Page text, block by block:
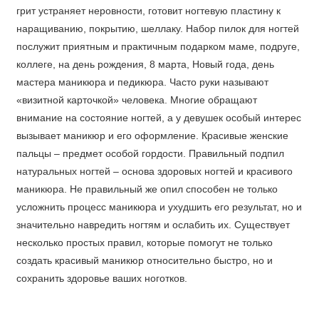
грит устраняет неровности, готовит ногтевую пластину к
наращиванию, покрытию, шеллаку. Набор пилок для ногтей
послужит приятным и практичным подарком маме, подруге,
коллеге, на день рождения, 8 марта, Новый года, день
мастера маникюра и педикюра. Часто руки называют
«визитной карточкой» человека. Многие обращают
внимание на состояние ногтей, а у девушек особый интерес
вызывает маникюр и его оформление. Красивые женские
пальцы – предмет особой гордости. Правильный подпил
натуральных ногтей – основа здоровых ногтей и красивого
маникюра. Не правильный же опил способен не только
усложнить процесс маникюра и ухудшить его результат, но и
значительно навредить ногтям и ослабить их. Существует
несколько простых правил, которые помогут не только
создать красивый маникюр относительно быстро, но и
сохранить здоровье ваших ноготков.